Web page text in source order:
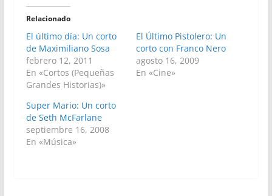
Relacionado
El último día: Un corto
de Maximiliano Sosa
febrero 12, 2011
En «Cortos (Pequeñas
Grandes Historias)»
El Último Pistolero: Un
corto con Franco Nero
agosto 16, 2009
En «Cine»
Super Mario: Un corto
de Seth McFarlane
septiembre 16, 2008
En «Música»